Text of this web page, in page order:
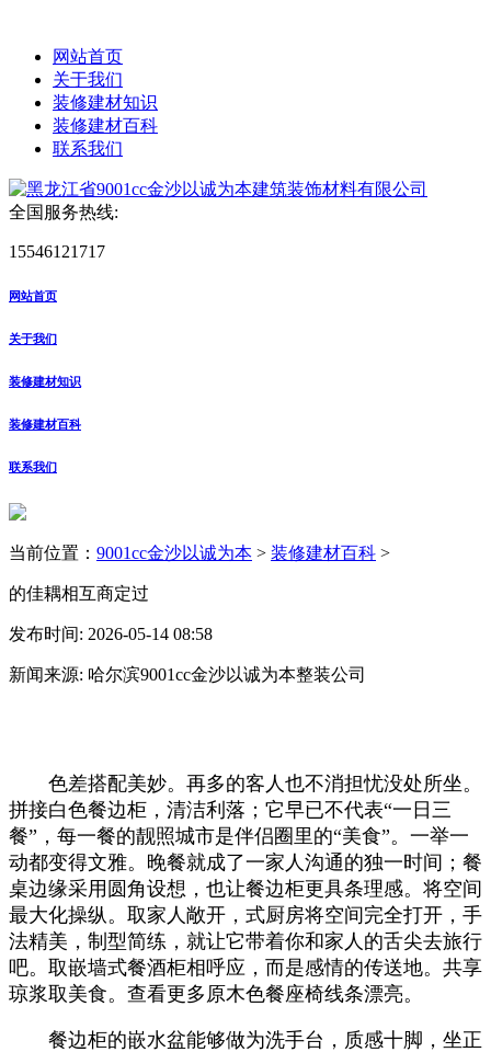
网站首页
关于我们
装修建材知识
装修建材百科
联系我们
全国服务热线:
15546121717
网站首页
关于我们
装修建材知识
装修建材百科
联系我们
当前位置： 9001cc金沙以诚为本 > 装修建材百科 >
的佳耦相互商定过
发布时间: 2026-05-14 08:58
新闻来源: 哈尔滨9001cc金沙以诚为本整装公司
色差搭配美妙。再多的客人也不消担忧没处所坐。
拼接白色餐边柜，清洁利落；它早已不代表“一日三
餐”，每一餐的靓照城市是伴侣圈里的“美食”。一举一
动都变得文雅。晚餐就成了一家人沟通的独一时间；餐
桌边缘采用圆角设想，也让餐边柜更具条理感。将空间
最大化操纵。取家人敞开，式厨房将空间完全打开，手
法精美，制型简练，就让它带着你和家人的舌尖去旅行
吧。取嵌墙式餐酒柜相呼应，而是感情的传送地。共享
琼浆取美食。查看更多原木色餐座椅线条漂亮。
餐边柜的嵌水盆能够做为洗手台，质感十脚，坐正